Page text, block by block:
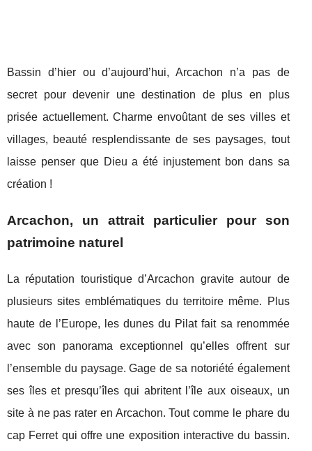
Bassin d’hier ou d’aujourd’hui, Arcachon n’a pas de
secret pour devenir une destination de plus en plus
prisée actuellement. Charme envoûtant de ses villes et
villages, beauté resplendissante de ses paysages, tout
laisse penser que Dieu a été injustement bon dans sa
création !
Arcachon, un attrait particulier pour son
patrimoine naturel
La réputation touristique d’Arcachon gravite autour de
plusieurs sites emblématiques du territoire même. Plus
haute de l’Europe, les dunes du Pilat fait sa renommée
avec son panorama exceptionnel qu’elles offrent sur
l’ensemble du paysage. Gage de sa notoriété également
ses îles et presqu’îles qui abritent l’île aux oiseaux, un
site à ne pas rater en Arcachon. Tout comme le phare du
cap Ferret qui offre une exposition interactive du bassin.